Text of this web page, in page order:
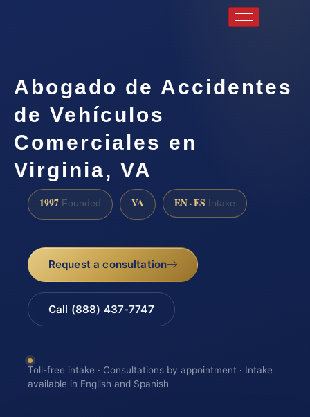
Abogado de Accidentes
de Vehículos
Comerciales en
Virginia, VA
1997 Founded VA EN · ES Intake
Request a consultation
Call (888) 437-7747
Toll-free intake · Consultations by appointment · Intake
available in English and Spanish